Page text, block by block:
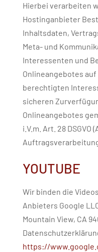
Hierbei verarbeiten
Hostinganbieter
Inhaltsdaten,
Meta- und
Interessenten und
Onlineangebotes
berechtigten
sicheren
Onlineangebotes
i.V.m. Art. 28 DSGVO
YOUTUBE
Wir binden die
Anbieters Google
Mountain View, CA
https://